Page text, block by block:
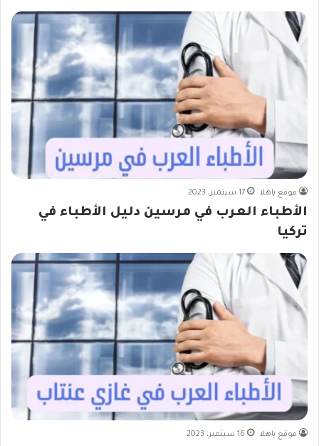
موقع ياهلا 17 سبتمبر، 2023
الأطباء العرب في مرسين دليل الأطباء في
تركيا
موقع ياهلا 16 سبتمبر، 2023